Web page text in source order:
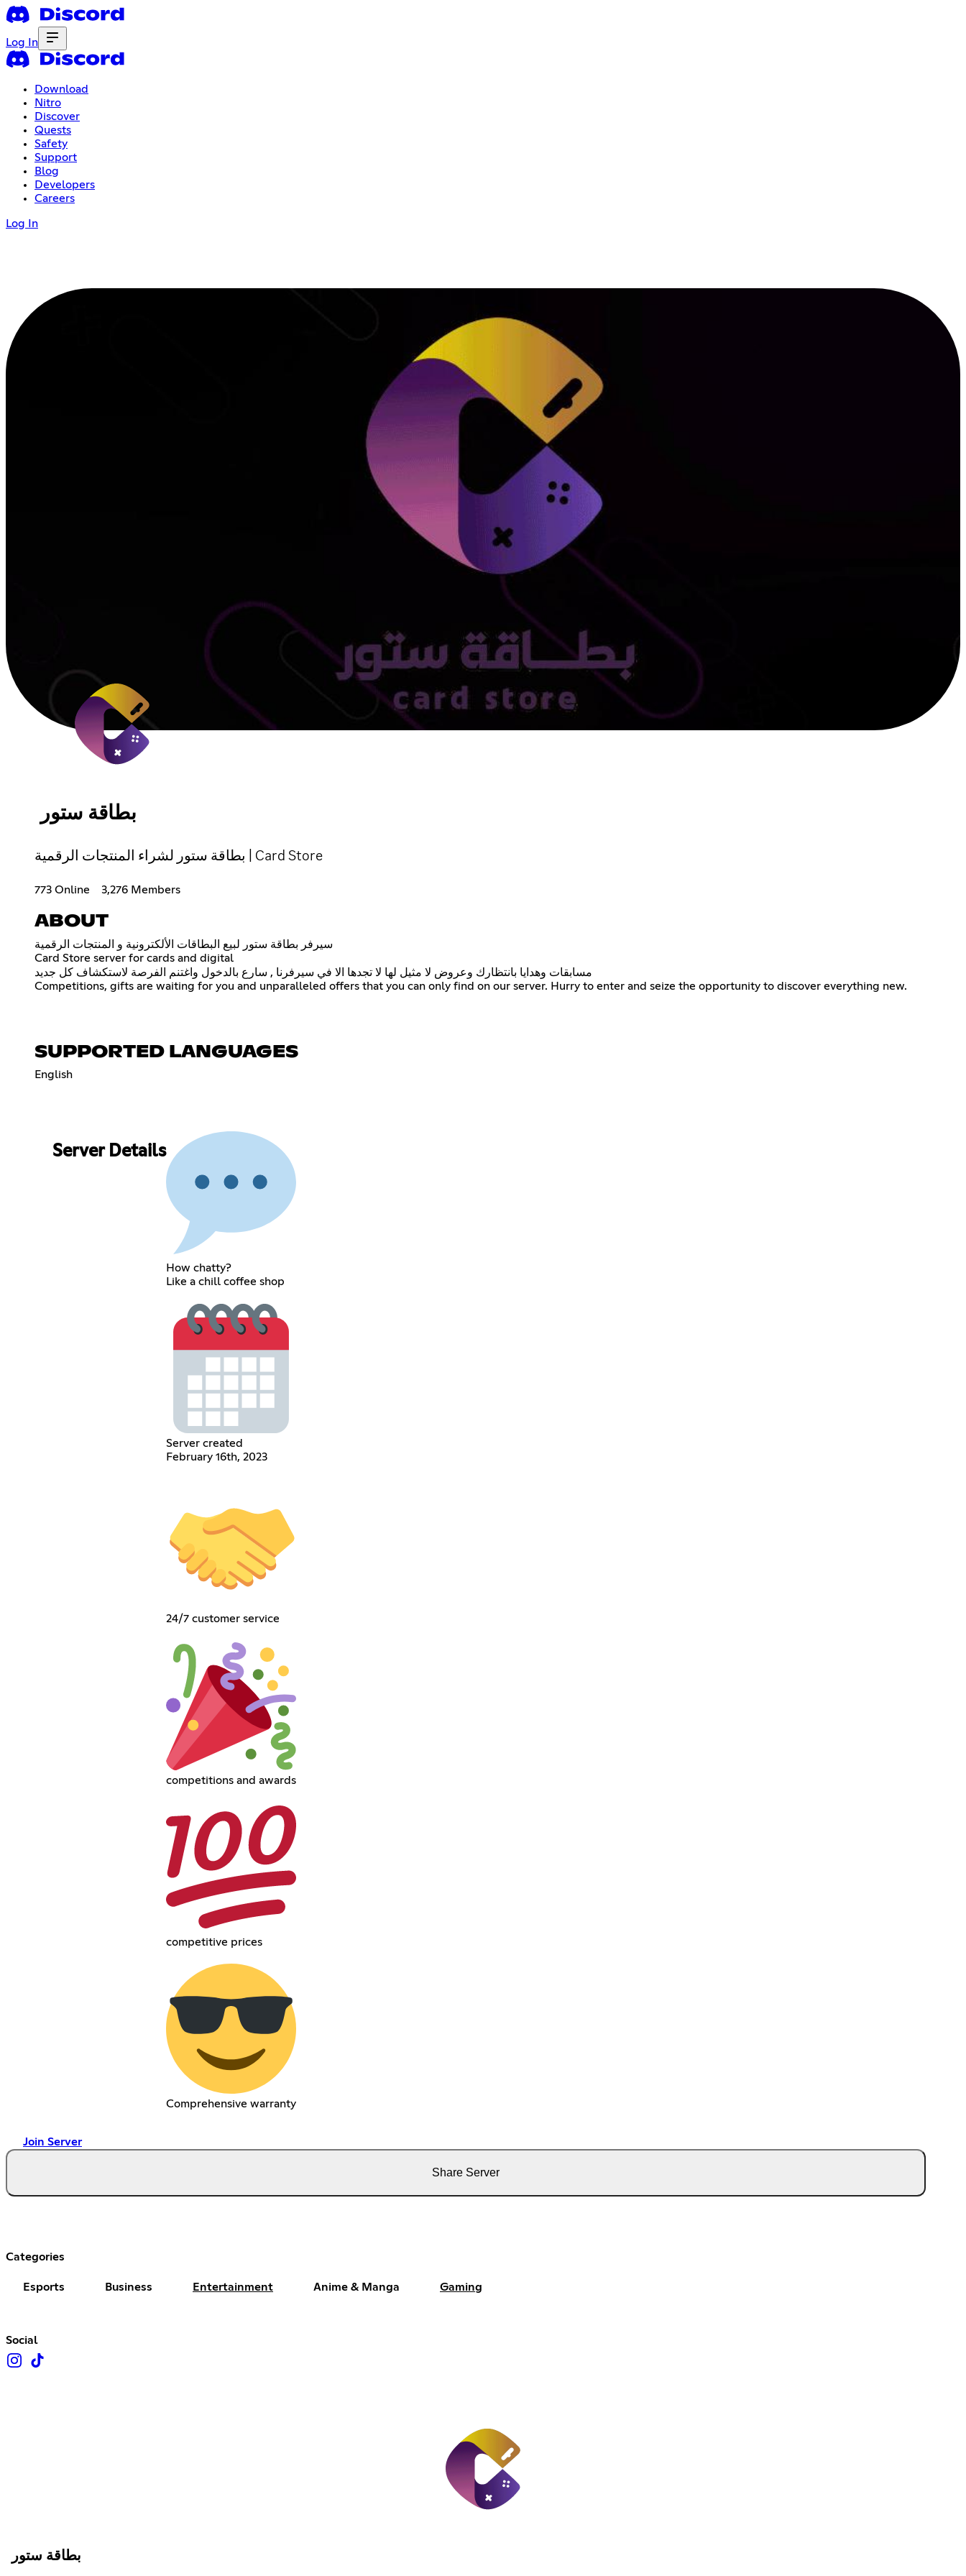
Log In
Download
Nitro
Discover
Quests
Safety
Support
Blog
Developers
Careers
Log In
بطاقة ستور
بطاقة ستور لشراء المنتجات الرقمية | Card Store
773 Online 3,276 Members
ABOUT
سيرفر بطاقة ستور لبيع البطاقات الألكترونية و المنتجات الرقمية
Card Store server for cards and digital
مسابقات وهدايا بانتظارك وعروض لا مثيل لها لا تجدها الا في سيرفرنا , سارع بالدخول واغتنم الفرصة لاستكشاف كل جديد
Competitions, gifts are waiting for you and unparalleled offers that you can only find on our server. Hurry to enter and seize the opportunity to discover everything new.
SUPPORTED LANGUAGES
English
Server Details
How chatty?
Like a chill coffee shop
Server created
February 16th, 2023
24/7 customer service
competitions and awards
competitive prices
Comprehensive warranty
Join Server
Share Server
Categories
Esports Business Entertainment Anime & Manga Gaming
Social
بطاقة ستور